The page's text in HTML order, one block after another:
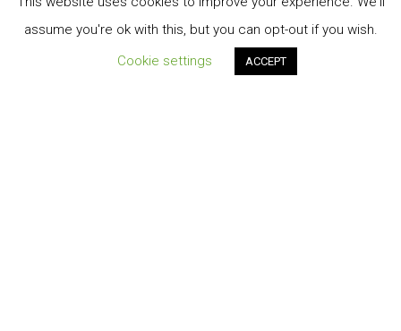
assume you're ok with this, but you can opt-out if you wish.
Cookie settings
ACCEPT